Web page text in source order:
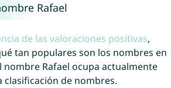
Rafael
de las valoraciones positivas,
tan populares son los nombres en
nombre Rafael ocupa actualmente
clasificación de nombres.